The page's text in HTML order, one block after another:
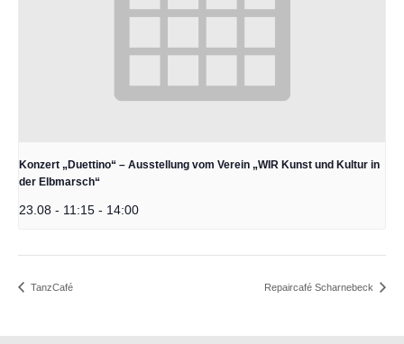
Konzert „Duettino“ – Ausstellung vom Verein „WIR Kunst und Kultur in
der Elbmarsch“
23.08 - 11:15 - 14:00
TanzCafé Repaircafé Scharnebeck